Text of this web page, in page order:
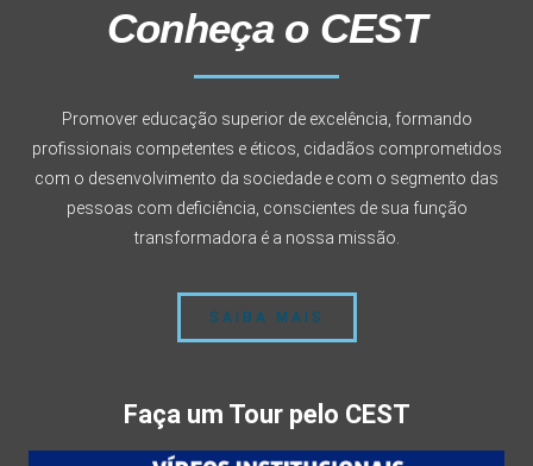
Conheça o CEST
Promover educação superior de excelência, formando
profissionais competentes e éticos, cidadãos comprometidos
com o desenvolvimento da sociedade e com o segmento das
pessoas com deficiência, conscientes de sua função
transformadora é a nossa missão.
SAIBA MAIS
Faça um Tour pelo CEST